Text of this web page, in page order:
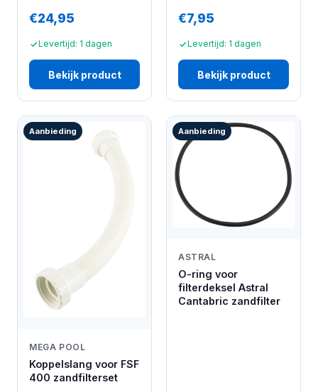
€24,95
Levertijd: 1 dagen
Bekijk product
€7,95
Levertijd: 1 dagen
Bekijk product
Aanbieding
MEGA POOL
Koppelslang voor FSF
400 zandfilterset
Aanbieding
ASTRAL
O-ring voor
filterdeksel Astral
Cantabric zandfilter